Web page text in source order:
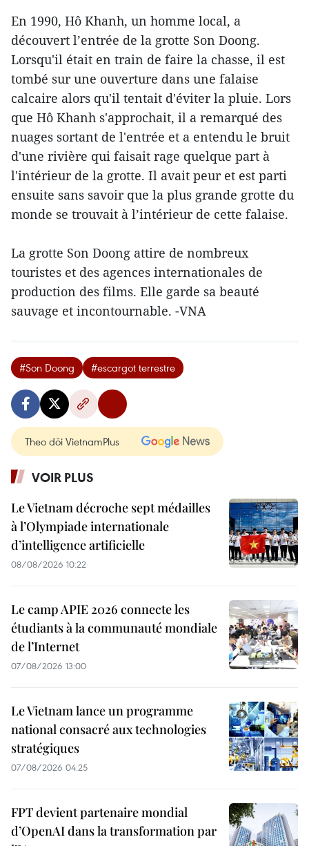
En 1990, Hô Khanh, un homme local, a
découvert l’entrée de la grotte Son Doong.
Lorsqu'il était en train de faire la chasse, il est
tombé sur une ouverture dans une falaise
calcaire alors qu'il tentait d'éviter la pluie. Lors
que Hô Khanh s'approchait, il a remarqué des
nuages sortant de l'entrée et a entendu le bruit
d'une rivière qui faisait rage quelque part à
l'intérieur de la grotte. Il avait peur et est parti
ensuite sans savoir que la plus grande grotte du
monde se trouvait à l’intérieur de cette falaise.
La grotte Son Doong attire de nombreux
touristes et des agences internationales de
production des films. Elle garde sa beauté
sauvage et incontournable. -VNA
#Son Doong #escargot terrestre
Theo dõi VietnamPlus
VOIR PLUS
Le Vietnam décroche sept médailles
à l’Olympiade internationale
d’intelligence artificielle
08/08/2026 10:22
Le camp APIE 2026 connecte les
étudiants à la communauté mondiale
de l’Internet
07/08/2026 13:00
Le Vietnam lance un programme
national consacré aux technologies
stratégiques
07/08/2026 04:25
FPT devient partenaire mondial
d’OpenAI dans la transformation par